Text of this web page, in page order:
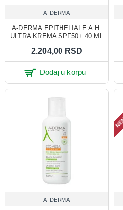
A-DERMA
A-DERMA EPITHELIALE A.H.
ULTRA KREMA SPF50+ 40 ML
2.204,00 RSD
Dodaj u korpu
A-DERMA